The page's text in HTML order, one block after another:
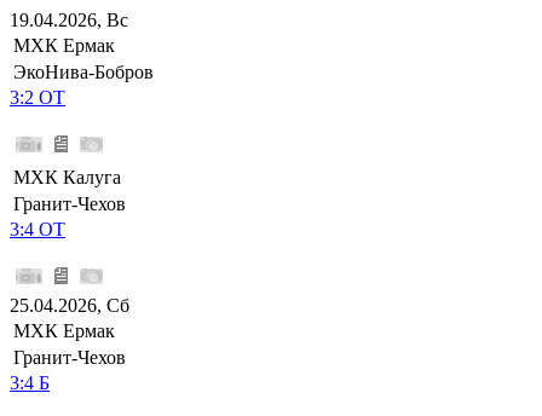
19.04.2026, Вс
МХК Ермак
ЭкоНива-Бобров
3:2 ОТ
МХК Калуга
Гранит-Чехов
3:4 ОТ
25.04.2026, Сб
МХК Ермак
Гранит-Чехов
3:4 Б